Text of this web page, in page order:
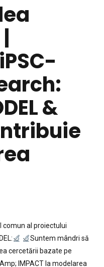
&
comun al proiectului
Suntem mândri să
cercetării bazate pe
IMPACT la modelarea